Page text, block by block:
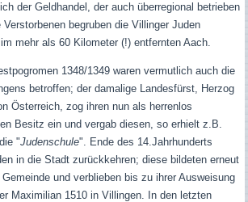
der Geldhandel, der auch überregional betrieben
Verstorbenen begruben die Villinger Juden
mehr als 60 Kilometer (!) entfernten Aach.
1348/1349 waren vermutlich auch die
betroffen; der damalige Landesfürst, Herzog
Österreich, zog ihren nun als herrenlos
Besitz ein und vergab diesen, so erhielt z.B.
"Judenschule".
Ende des 14.Jahrhunderts
in die Stadt zurückkehren; diese bildeten erneut
und verblieben bis zu ihrer Ausweisung
Maximilian 1510 in Villingen. In den letzten